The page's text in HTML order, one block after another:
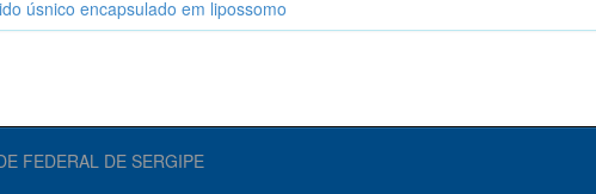
úsnico encapsulado em lipossomo
FEDERAL DE SERGIPE